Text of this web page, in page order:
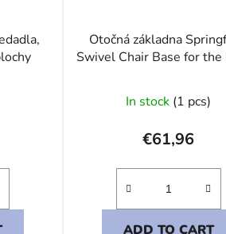
Otočná základna
Swivel Chair Base for the
In stock (1 pcs)
€61,96
ADD TO CART